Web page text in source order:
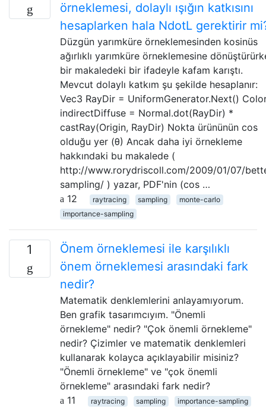
örneklemesi, dolaylı ışığın katkısını
hesaplarken hala NdotL gerektirir
Düzgün yarımküre örneklemesinden kosinüs
ağırlıklı yarımküre örneklemesine
bir makaledeki bir ifadeyle kafam karıştı.
Mevcut dolaylı katkım şu şekilde hesaplanır:
Vec3 RayDir = UniformGenerator.Next()
indirectDiffuse = Normal.dot(RayDir) *
castRay(Origin, RayDir) Nokta ürününün cos
olduğu yer (θ) Ancak daha iyi örnekleme
hakkındaki bu makalede (
http://www.rorydriscoll.com/2009/01/07/
sampling/ ) yazar, PDF'nin (cos …
12
raytracing sampling
monte-carlo
importance-sampling
1
Önem örneklemesi ile karşılıklı
önem örneklemesi arasındaki fark
nedir?
Matematik denklemlerini anlayamıyorum.
Ben grafik tasarımcıyım. "Önemli
örnekleme" nedir? "Çok önemli örnekleme"
nedir? Çizimler ve matematik denklemleri
kullanarak kolayca açıklayabilir misiniz?
"Önemli örnekleme" ve "çok önemli
örnekleme" arasındaki fark nedir?
11
raytracing sampling importance-sampling